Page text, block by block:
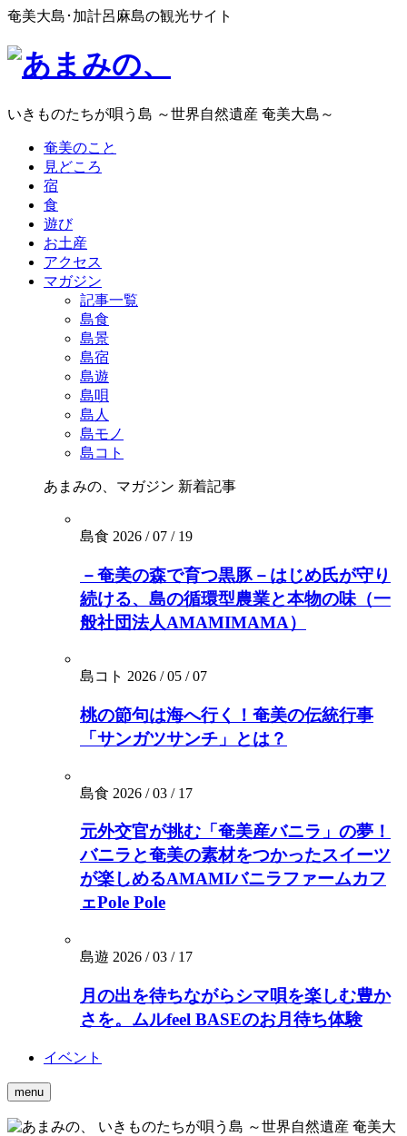
奄美大島･加計呂麻島の観光サイト
いきものたちが唄う島 ～世界自然遺産 奄美大島～
奄美のこと
見どころ
宿
食
遊び
お土産
アクセス
マガジン
記事一覧
島食
島景
島宿
島遊
島唄
島人
島モノ
島コト
あまみの、マガジン 新着記事
島食 2026 / 07 / 19
－奄美の森で育つ黒豚－はじめ氏が守り
続ける、島の循環型農業と本物の味（一
般社団法人AMAMIMAMA）
島コト 2026 / 05 / 07
桃の節句は海へ行く！奄美の伝統行事
「サンガツサンチ」とは？
島食 2026 / 03 / 17
元外交官が挑む「奄美産バニラ」の夢！
バニラと奄美の素材をつかったスイーツ
が楽しめるAMAMIバニラファームカフ
ェPole Pole
島遊 2026 / 03 / 17
月の出を待ちながらシマ唄を楽しむ豊か
さを。ムルfeel BASEのお月待ち体験
イベント
menu
いきものたちが唄う島 ～世界自然遺産 奄美大